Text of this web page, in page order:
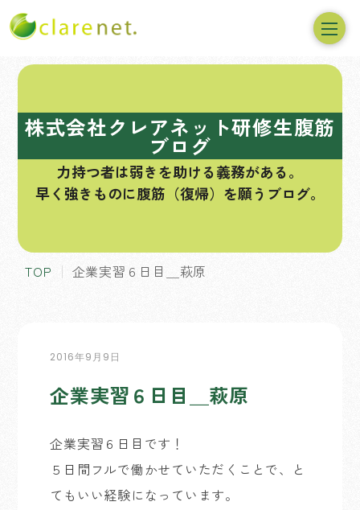
株式会社クレアネット研修生腹筋
ブログ
力持つ者は弱きを助ける義務がある。
早く強きものに腹筋（復帰）を願うブログ。
TOP 企業実習６日目＿萩原
2016年9月9日
企業実習６日目＿萩原
企業実習６日目です！
５日間フルで働かせていただくことで、と
てもいい経験になっています。